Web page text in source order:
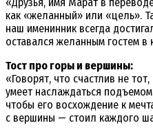
как «желанный» или «цель».
наш именинник всегда
оставался желанным гостем
Тост про горы и вершины:
«Говорят, что счастлив не
умеет наслаждаться
чтобы его восхождение к
с вершины — стоил каждого